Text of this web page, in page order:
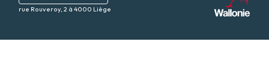
rue Rouveroy, 2 à 4000 Liège